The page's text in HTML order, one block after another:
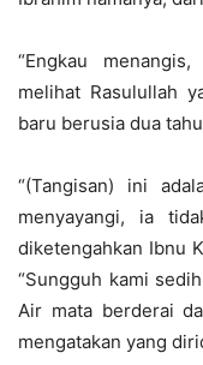
“Engkau
melihat Rasulullah
baru berusia dua
“(Tangisan) ini
menyayangi, ia
diketengahkan Ibnu
“Sungguh kami
Air mata berderai
mengatakan yang